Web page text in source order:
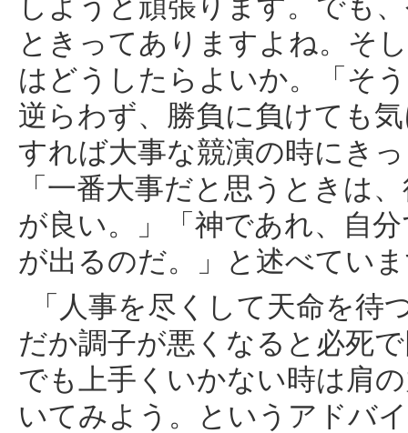
ときってありますよね。そ
はどうしたらよいか。「そ
逆らわず、勝負に負けても
すれば大事な競演の時にき
「一番大事だと思うときは
が良い。」「神であれ、自
が出るのだ。」と述べてい
「人事を尽くして天命を
だか調子が悪くなると必死
でも上手くいかない時は肩
いてみよう。というアドバ